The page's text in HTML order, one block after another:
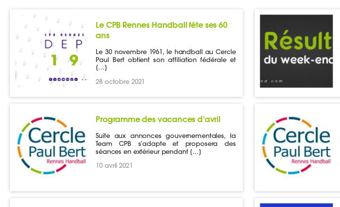
Le CPB Rennes Handball fête ses 60
ans
Le 30 novembre 1961, le handball au Cercle
Paul Bert obtient son affiliation fédérale et
[…]
28 octobre 2021
Programme des vacances d’avril
Suite aux annonces gouvernementales, la
Team CPB s’adapte et proposera des
séances en extérieur pendant […]
10 avril 2021